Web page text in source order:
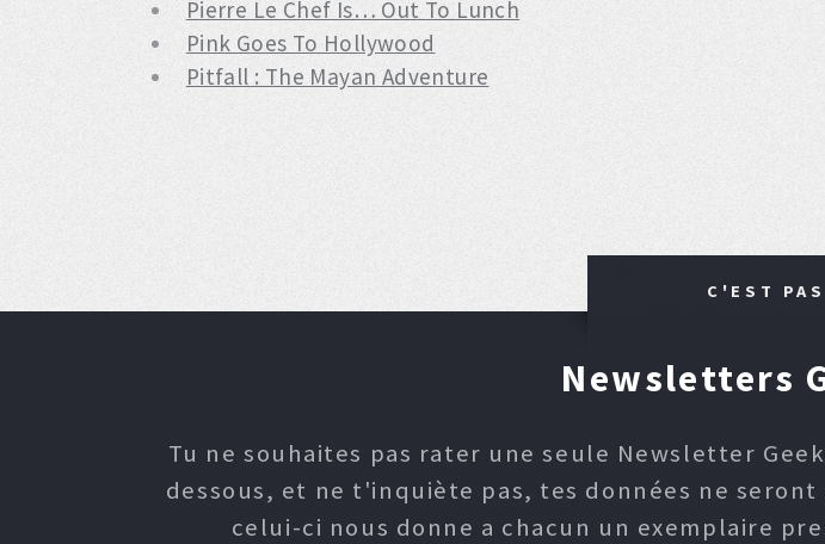
Pierre Le Chef Is… Out To Lunch
Pink Goes To Hollywood
Pitfall : The Mayan Adventure
C'EST
Newsletters
Tu ne souhaites pas rater une seule Newsletter
dessous, et ne t'inquiète pas, tes données ne
celui-ci nous donne a chacun un exemplaire